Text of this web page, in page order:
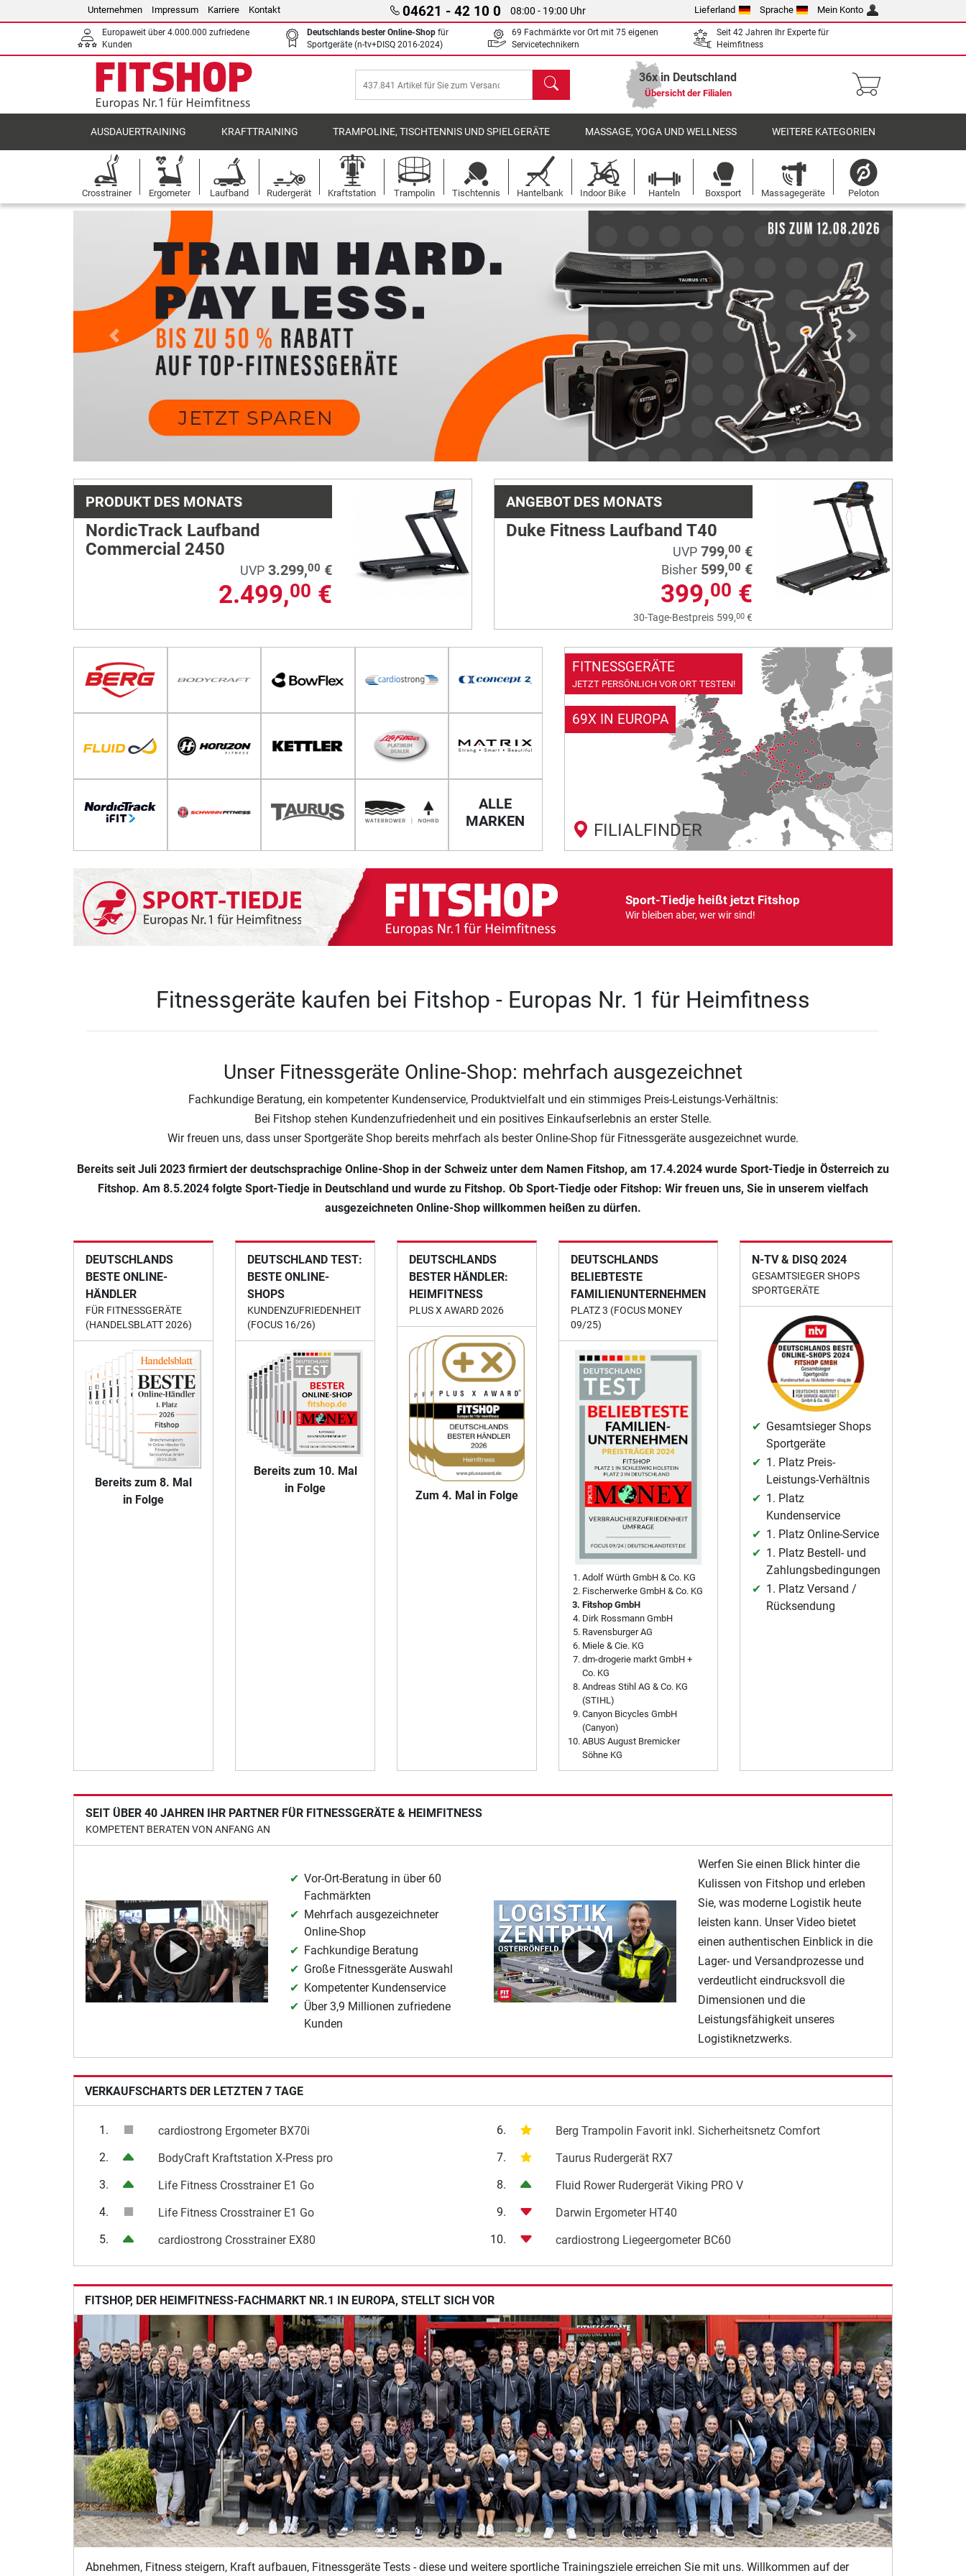
Unternehmen Impressum Karriere Kontakt 04621 - 42 10 0 08:00 - 19:00 Uhr Lieferland Sprache Mein Konto
Europaweit über 4.000.000 zufriedene
Kunden
Deutschlands bester Online-Shop für
Sportgeräte (n-tv+DISQ 2016-2024)
69 Fachmärkte vor Ort mit 75 eigenen
Servicetechnikern
Seit 42 Jahren Ihr Experte für
Heimfitness
Suchen 36x in Deutschland
Übersicht der Filialen
AUSDAUERTRAINING KRAFTTRAINING TRAMPOLINE, TISCHTENNIS UND SPIELGERÄTE MASSAGE, YOGA UND WELLNESS WEITERE KATEGORIEN
Crosstrainer Ergometer Laufband Rudergerät Kraftstation Trampolin Tischtennis Hantelbank Indoor Bike Hanteln Boxsport Massagegeräte Peloton
Previous Next
PRODUKT DES MONATS
NordicTrack Laufband
Commercial 2450
UVP 3.299,00 €
2.499,00 €
ANGEBOT DES MONATS
Duke Fitness Laufband T40
UVP 799,00 €
Bisher 599,00 €
399,00 €
30-Tage-Bestpreis 599,00€
ALLE
MARKEN
FITNESSGERÄTE
JETZT PERSÖNLICH VOR ORT TESTEN!
69X IN EUROPA
FILIALFINDER
Sport-Tiedje heißt jetzt Fitshop
Wir bleiben aber, wer wir sind!
Fitnessgeräte kaufen bei Fitshop - Europas Nr. 1 für Heimfitness
Unser Fitnessgeräte Online-Shop: mehrfach ausgezeichnet
Fachkundige Beratung, ein kompetenter Kundenservice, Produktvielfalt und ein stimmiges Preis-Leistungs-Verhältnis:
Bei Fitshop stehen Kundenzufriedenheit und ein positives Einkaufserlebnis an erster Stelle.
Wir freuen uns, dass unser Sportgeräte Shop bereits mehrfach als bester Online-Shop für Fitnessgeräte ausgezeichnet wurde.
Bereits seit Juli 2023 firmiert der deutschsprachige Online-Shop in der Schweiz unter dem Namen Fitshop, am 17.4.2024 wurde Sport-Tiedje in Österreich zu
Fitshop. Am 8.5.2024 folgte Sport-Tiedje in Deutschland und wurde zu Fitshop. Ob Sport-Tiedje oder Fitshop: Wir freuen uns, Sie in unserem vielfach
ausgezeichneten Online-Shop willkommen heißen zu dürfen.
DEUTSCHLANDS
BESTE ONLINE-
HÄNDLER
FÜR FITNESSGERÄTE
(HANDELSBLATT 2026)
Bereits zum 8. Mal
in Folge
DEUTSCHLAND TEST:
BESTE ONLINE-
SHOPS
KUNDENZUFRIEDENHEIT
(FOCUS 16/26)
Bereits zum 10. Mal
in Folge
DEUTSCHLANDS
BESTER HÄNDLER:
HEIMFITNESS
PLUS X AWARD 2026
Zum 4. Mal in Folge
DEUTSCHLANDS
BELIEBTESTE
FAMILIENUNTERNEHMEN
PLATZ 3 (FOCUS MONEY
09/25)
Adolf Würth GmbH & Co. KG
Fischerwerke GmbH & Co. KG
Fitshop GmbH
Dirk Rossmann GmbH
Ravensburger AG
Miele & Cie. KG
dm-drogerie markt GmbH +
Co. KG
Andreas Stihl AG & Co. KG
(STIHL)
Canyon Bicycles GmbH
(Canyon)
ABUS August Bremicker
Söhne KG
N-TV & DISQ 2024
GESAMTSIEGER SHOPS
SPORTGERÄTE
Gesamtsieger Shops
Sportgeräte
1. Platz Preis-
Leistungs-Verhältnis
1. Platz
Kundenservice
1. Platz Online-Service
1. Platz Bestell- und
Zahlungsbedingungen
1. Platz Versand /
Rücksendung
SEIT ÜBER 40 JAHREN IHR PARTNER FÜR FITNESSGERÄTE & HEIMFITNESS
KOMPETENT BERATEN VON ANFANG AN
Vor-Ort-Beratung in über 60
Fachmärkten
Mehrfach ausgezeichneter
Online-Shop
Fachkundige Beratung
Große Fitnessgeräte Auswahl
Kompetenter Kundenservice
Über 3,9 Millionen zufriedene
Kunden
Werfen Sie einen Blick hinter die
Kulissen von Fitshop und erleben
Sie, was moderne Logistik heute
leisten kann. Unser Video bietet
einen authentischen Einblick in die
Lager- und Versandprozesse und
verdeutlicht eindrucksvoll die
Dimensionen und die
Leistungsfähigkeit unseres
Logistiknetzwerks.
VERKAUFSCHARTS DER LETZTEN 7 TAGE
1.
cardiostrong Ergometer BX70i
2.
BodyCraft Kraftstation X-Press pro
3.
Life Fitness Crosstrainer E1 Go
4.
Life Fitness Crosstrainer E1 Go
5.
cardiostrong Crosstrainer EX80
6.
Berg Trampolin Favorit inkl. Sicherheitsnetz Comfort
7.
Taurus Rudergerät RX7
8.
Fluid Rower Rudergerät Viking PRO V
9.
Darwin Ergometer HT40
10.
cardiostrong Liegeergometer BC60
FITSHOP, DER HEIMFITNESS-FACHMARKT NR.1 IN EUROPA, STELLT SICH VOR
Abnehmen, Fitness steigern, Kraft aufbauen, Fitnessgeräte Tests - diese und weitere sportliche Trainingsziele erreichen Sie mit uns. Willkommen auf der